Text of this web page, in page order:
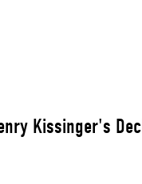
Kissinger's